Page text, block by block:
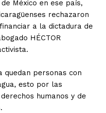
México en ese país,
rechazaron
a la dictadura de
HÉCTOR
quedan personas con
esto por las
humanos y de